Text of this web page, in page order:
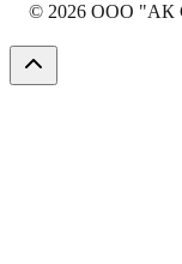
© 2026 ООО "АК